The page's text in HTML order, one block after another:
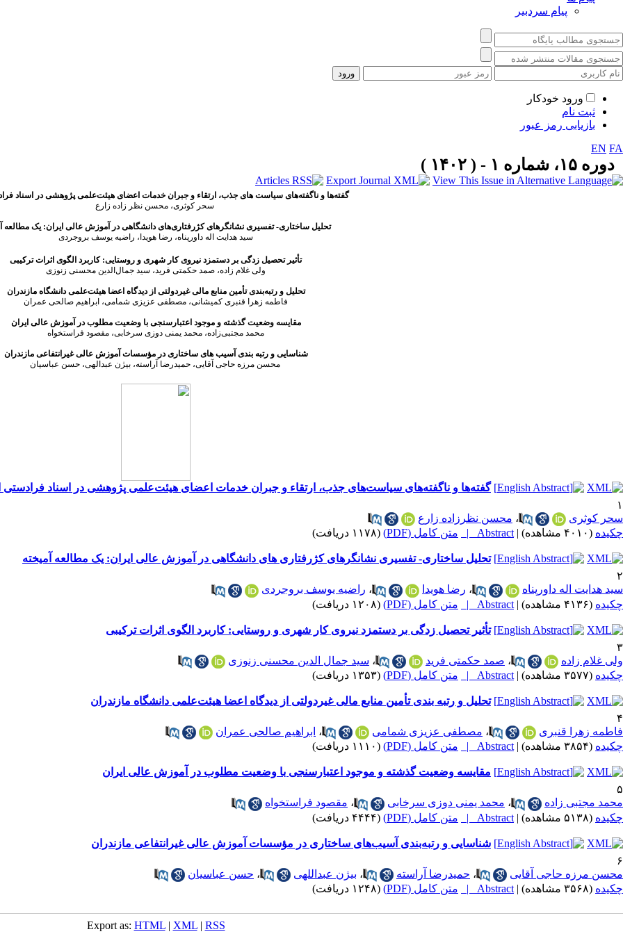
پیام سردبیر
ورود خودکار
ثبت نام
بازیابی رمز عبور
EN FA
دوره ۱۵، شماره ۱ - ( ۱۴۰۲ )
گفتهها و ناگفتههای سیاست های جذب، ارتقاء و جبران خدمات اعضای هیئت‌علمی پژوهشی در اسناد
سحر کوثری، محسن نظر زاده زارع
تحلیل ساختاری- تفسیری نشانگرهای کژرفتاری‌های دانشگاهی در آموزش عالی ایران: یک مطالعه
سید هدایت اله داورپناه، رضا هویدا، راضیه یوسف بروجردی
تأثیر تحصیل زدگی بر دستمزد نیروی کار شهری و روستایی: کاربرد الگوی اثرات ترکیبی
ولی غلام زاده، صمد حکمتی فرید، سید جمال‌الدین محسنی زنوزی
تحلیل و رتبه‌بندی تأمین منابع مالی غیردولتی از دیدگاه اعضا هیئت‌علمی دانشگاه مازندران
فاطمه زهرا قنبری کمیشانی، مصطفی عزیزی شمامی، ابراهیم صالحی عمران
مقایسه وضعیت گذشته و موجود اعتبارسنجی با وضعیت مطلوب در آموزش عالی ایران
محمد مجتبی‌زاده، محمد یمنی دوزی سرخابی، مقصود فراستخواه
شناسایی و رتبه­ بندی آسیب­ های ساختاری در مؤسسات آموزش عالی غیرانتفاعی مازندران
محسن مرزه حاجی آقایی، حمیدرضا آراسته، بیژن عبدالهی، حسن عباسیان
گفته‌ها و ناگفته‌های سیاست‌های جذب، ارتقاء و جبران خدمات اعضای هیئت‌علمی پژوهشی در اسناد فرادستی
۱
سحر کوثری
، محسن نظرزاده زارع
چکیده (۴۰۱۰ مشاهده) |
Abstract | متن کامل (PDF) (۱۱۷۸ دریافت)
تحلیل ساختاری- تفسیری نشانگرهای کژرفتاری ‌های دانشگاهی در آموزش عالی ایران: یک مطالعه آمیخته
۲
سید هدایت اله داورپناه
، رضا هویدا ، راضیه یوسف بروجردی
چکیده (۴۱۳۶ مشاهده) |
Abstract | متن کامل (PDF) (۱۲۰۸ دریافت)
تأثیر تحصیل زدگی بر دستمزد نیروی کار شهری و روستایی: کاربرد الگوی اثرات ترکیبی
۳
ولی غلام زاده
، صمد حکمتی فرید ، سید جمال الدین محسنی زنوزی
چکیده (۳۵۷۷ مشاهده) |
Abstract | متن کامل (PDF) (۱۳۵۳ دریافت)
تحلیل و رتبه‌ بندی تأمین منابع مالی غیردولتی از دیدگاه اعضا هیئت‌علمی دانشگاه مازندران
۴
فاطمه زهرا قنبری
، مصطفی عزیزی شمامی ، ابراهیم صالحی عمران
چکیده (۳۸۵۴ مشاهده) |
Abstract | متن کامل (PDF) (۱۱۱۰ دریافت)
مقایسه وضعیت گذشته و موجود اعتبارسنجی با وضعیت مطلوب در آموزش عالی ایران
۵
محمد مجتبی زاده
، محمد یمنی دوزی سرخابی ، مقصود فراستخواه
چکیده (۵۱۳۸ مشاهده) |
Abstract | متن کامل (PDF) (۴۴۴۴ دریافت)
شناسایی و رتبه‌بندی آسیب‌های ساختاری در مؤسسات آموزش عالی غیرانتفاعی مازندران
۶
محسن مرزه حاجی آقایی
، حمیدرضا آراسته ، بیژن عبداللهی ، حسن عباسیان
چکیده (۳۵۶۸ مشاهده) |
Abstract | متن کامل (PDF) (۱۲۴۸ دریافت)
Export as: HTML| XML| RSS